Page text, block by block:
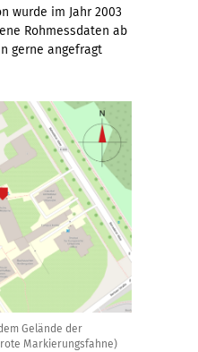
wurde im Jahr 2003
Rohmessdaten ab
gerne angefragt
Gelände der
Markierungsfahne)